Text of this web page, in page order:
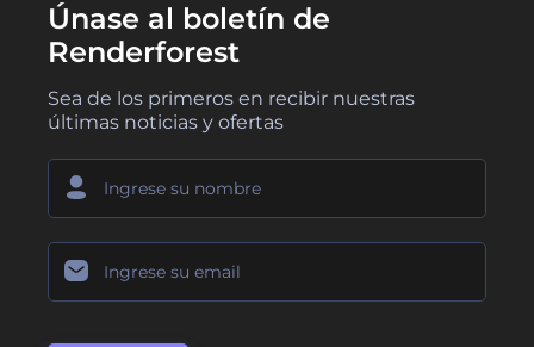
Únase al boletín de
Renderforest
Sea de los primeros en recibir nuestras
últimas noticias y ofertas